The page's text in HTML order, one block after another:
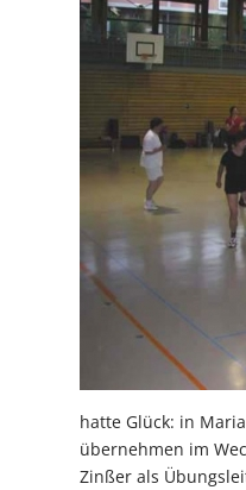
hatte Glück: in
übernehmen im
Zinßer als